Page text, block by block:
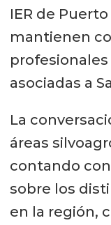
IER de
mantienen
asociadas a
La
áreas
contando
sobre los
en la región,